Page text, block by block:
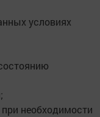
условиях
необходимости